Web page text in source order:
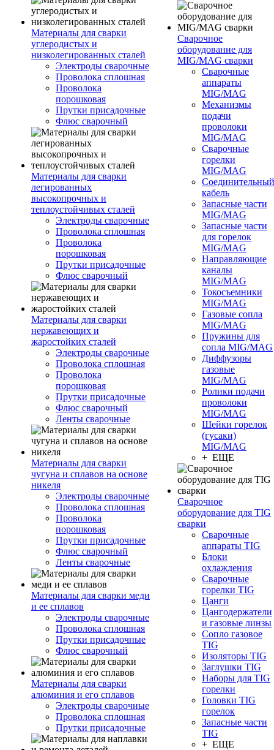
Материалы для сварки
углеродистых и
низколегированных сталей
Электроды сварочные
Проволока сплошная
Проволока
порошковая
Прутки присадочные
Флюс сварочный
Материалы для сварки
легированных
высокопрочных и
теплоустойчивых сталей
Электроды сварочные
Проволока сплошная
Проволока
порошковая
Прутки присадочные
Флюс сварочный
Материалы для сварки
нержавеющих и
жаростойких сталей
Электроды сварочные
Проволока сплошная
Проволока
порошковая
Прутки присадочные
Флюс сварочный
Ленты сварочные
Материалы для сварки
чугуна и сплавов на основе
никеля
Электроды сварочные
Проволока сплошная
Проволока
порошковая
Прутки присадочные
Флюс сварочный
Ленты сварочные
Материалы для сварки меди
и ее сплавов
Электроды сварочные
Проволока сплошная
Прутки присадочные
Флюс сварочный
Материалы для сварки
алюминия и его сплавов
Электроды сварочные
Проволока сплошная
Прутки присадочные
Сварочное
оборудование для
MIG/MAG сварки
Сварочные
аппараты
MIG/MAG
Механизмы
подачи
проволоки
MIG/MAG
Сварочные
горелки
MIG/MAG
Соединительный
кабель
Запасные части
MIG/MAG
Запасные части
для горелок
MIG/MAG
Направляющие
каналы
MIG/MAG
Токосъемники
MIG/MAG
Газовые сопла
MIG/MAG
Пружины для
сопла MIG/MAG
Диффузоры
газовые
MIG/MAG
Ролики подачи
проволоки
MIG/MAG
Шейки горелок
(гусаки)
MIG/MAG
+ ЕЩЕ
Сварочное
оборудование для TIG
сварки
Сварочные
аппараты TIG
Блоки
охлаждения
Сварочные
горелки TIG
Цанги
Цангодержатели
и газовые линзы
Сопло газовое
TIG
Изоляторы TIG
Заглушки TIG
Наборы для TIG
горелки
Головки TIG
горелок
Запасные части
TIG
+ ЕЩЕ